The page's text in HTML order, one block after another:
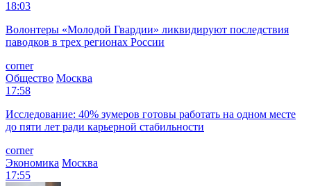
18:03
Волонтеры «Молодой Гвардии» ликвидируют последствия
паводков в трех регионах России
corner
Общество Москва
17:58
Исследование: 40% зумеров готовы работать на одном месте
до пяти лет ради карьерной стабильности
corner
Экономика Москва
17:55